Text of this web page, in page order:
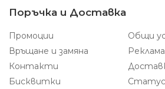
Поръчка и Доставка
Промоции
Общи
Връщане и замяна
Контакти
Бисквитки
Статус